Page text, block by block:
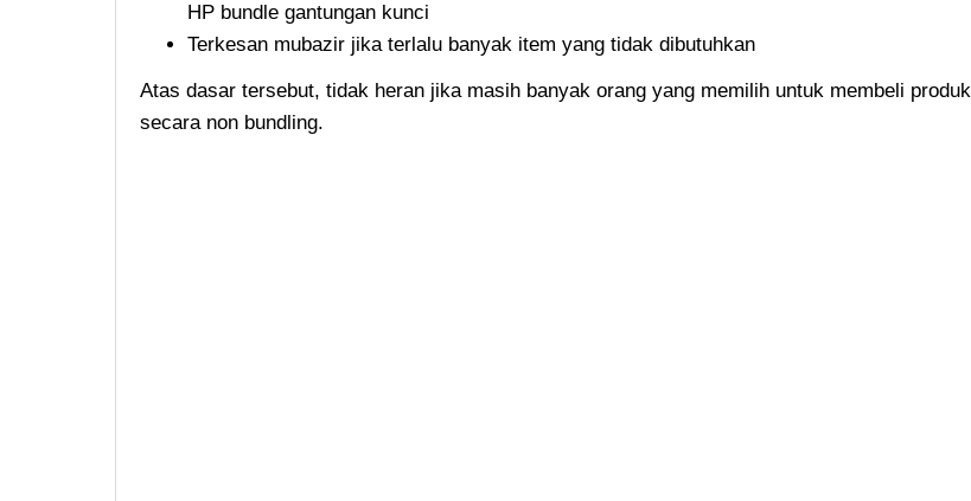
HP bundle gantungan kunci
Terkesan mubazir jika terlalu banyak item yang tidak dibutuhkan
Atas dasar tersebut, tidak heran jika masih banyak orang yang memilih untuk membeli produk
secara non bundling.